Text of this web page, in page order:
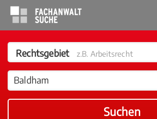
Rechtsgebiet z.B. Arbeitsrecht
Suchen